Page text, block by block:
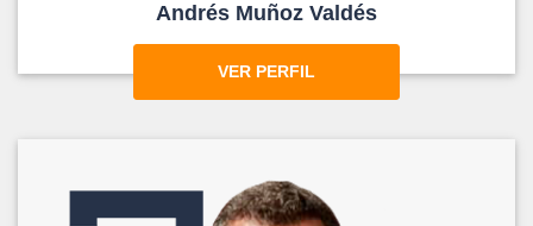
Andrés Muñoz Valdés
VER PERFIL